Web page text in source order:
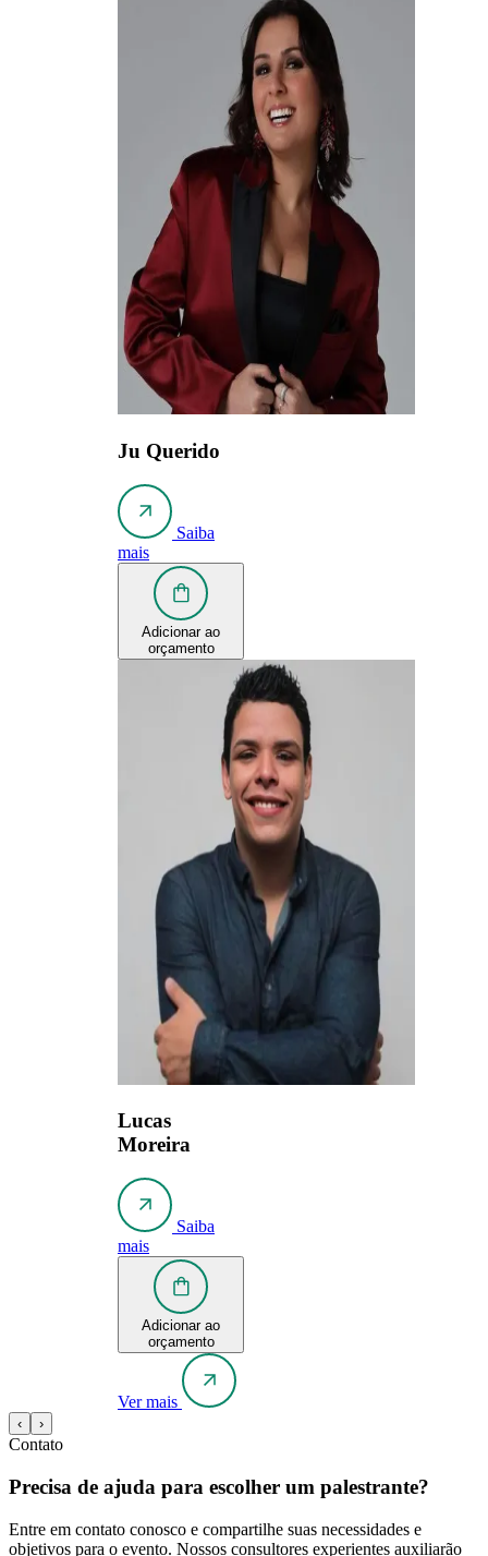
Ju Querido
Saiba
mais
Adicionar ao
orçamento
Lucas
Moreira
Saiba
mais
Adicionar ao
orçamento
Ver mais
‹ ›
Contato
Precisa de ajuda para escolher um palestrante?
Entre em contato conosco e compartilhe suas necessidades e
objetivos para o evento. Nossos consultores experientes auxiliarão